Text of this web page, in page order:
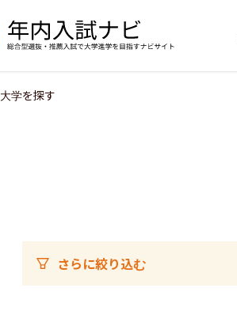
大学を探す
さらに絞り込む